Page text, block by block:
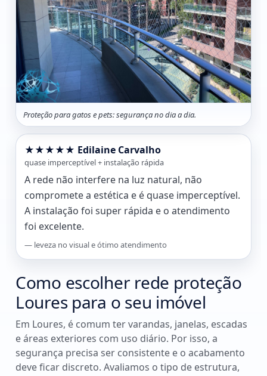
Proteção para gatos e pets: segurança no dia a dia.
★★★★★ Edilaine Carvalho
quase imperceptível + instalação rápida
A rede não interfere na luz natural, não
compromete a estética e é quase imperceptível.
A instalação foi super rápida e o atendimento
foi excelente.
— leveza no visual e ótimo atendimento
Como escolher rede proteção
Loures para o seu imóvel
Em Loures, é comum ter varandas, janelas, escadas
e áreas exteriores com uso diário. Por isso, a
segurança precisa ser consistente e o acabamento
deve ficar discreto. Avaliamos o tipo de estrutura,